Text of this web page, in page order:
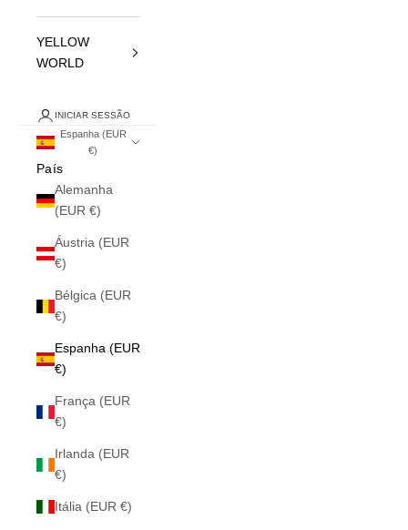
YELLOW
WORLD
INICIAR SESSÃO
Espanha (EUR
€)
País
Alemanha
(EUR €)
Áustria (EUR
€)
Bélgica (EUR
€)
Espanha (EUR
€)
França (EUR
€)
Irlanda (EUR
€)
Itália (EUR €)